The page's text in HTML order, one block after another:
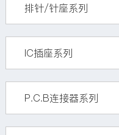
排针/针座系列
IC插座系列
P.C.B连接器系列